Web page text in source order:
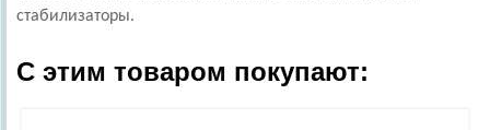
стабилизаторы.
С этим товаром покупают: